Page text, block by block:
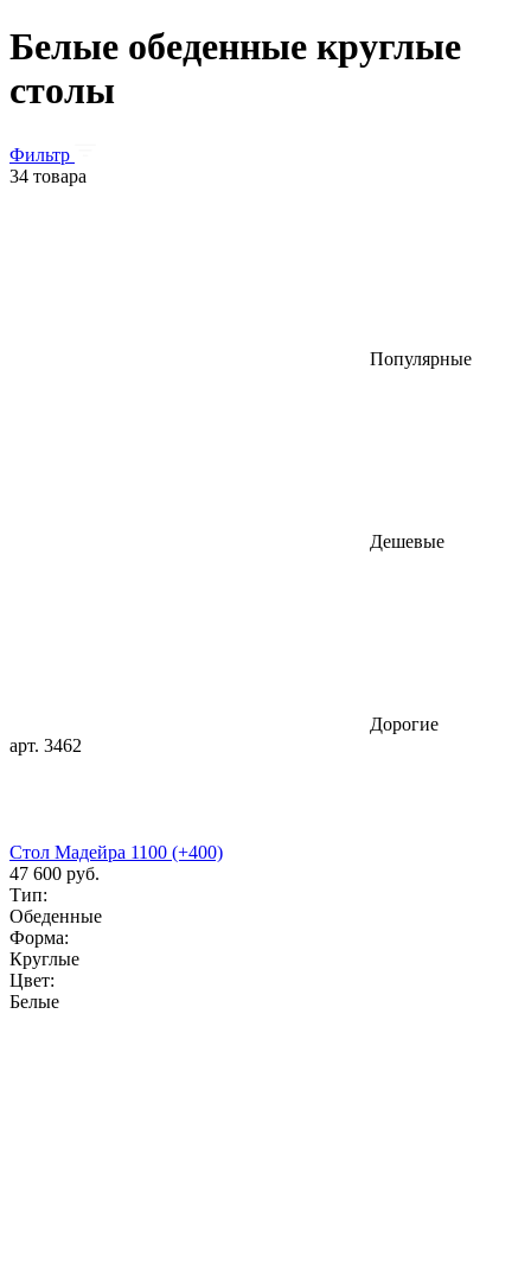
Белые обеденные круглые
столы
Фильтр
34 товара
Популярные
Дешевые
Дорогие
арт. 3462
Стол Мадейра 1100 (+400)
47 600 руб.
Тип:
Обеденные
Форма:
Круглые
Цвет:
Белые